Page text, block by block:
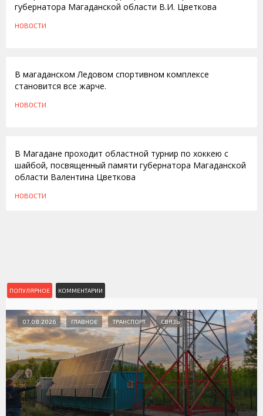
губернатора Магаданской области В.И. Цветкова
НОВОСТИ
В магаданском Ледовом спортивном комплексе
становится все жарче.
НОВОСТИ
В Магадане проходит областной турнир по хоккею с
шайбой, посвященный памяти губернатора Магаданской
области Валентина Цветкова
НОВОСТИ
ПОПУЛЯРНОЕ КОММЕНТАРИИ
07.08.2026 ГЛАВНОЕ ТРАНСПОРТ СВЯЗЬ